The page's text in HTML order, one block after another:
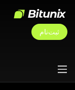
ثبت‌نام